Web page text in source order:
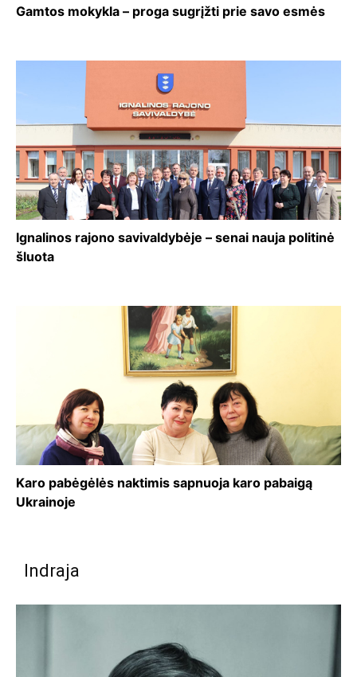
Gamtos mokykla – proga sugrįžti prie savo esmės
Ignalinos rajono savivaldybėje – senai nauja politinė
šluota
Karo pabėgėlės naktimis sapnuoja karo pabaigą
Ukrainoje
Indraja